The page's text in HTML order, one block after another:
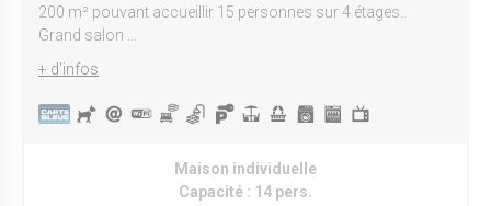
200 m² pouvant accueillir 15 personnes sur 4 étages..
Grand salon ...
+ d'infos
Maison individuelle
Capacité : 14 pers.